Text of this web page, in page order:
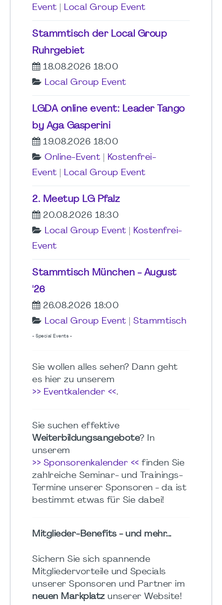
Event
Local Group Event
Stammtisch der Local Group
Ruhrgebiet
18.08.2026 18:00
Local Group Event
LGDA online event: Leader Tango
by Aga Gasperini
19.08.2026 18:00
Online-Event
Kostenfrei-
Event
Local Group Event
2. Meetup LG Pfalz
20.08.2026 18:30
Local Group Event
Kostenfrei-
Event
Stammtisch München - August
'26
26.08.2026 18:00
Local Group Event
Stammtisch
- Special Events -
Sie wollen alles sehen? Dann geht
es hier zu unserem
>> Eventkalender <<.
Sie suchen effektive
Weiterbildungsangebote? In
unserem
>> Sponsorenkalender << finden Sie
zahlreiche Seminar- und Trainings-
Termine unserer Sponsoren - da ist
bestimmt etwas für Sie dabei!
Mitglieder-Benefits - und mehr...
Sichern Sie sich spannende
Mitgliedervorteile und Specials
unserer Sponsoren und Partner im
neuen Markplatzunserer Website!